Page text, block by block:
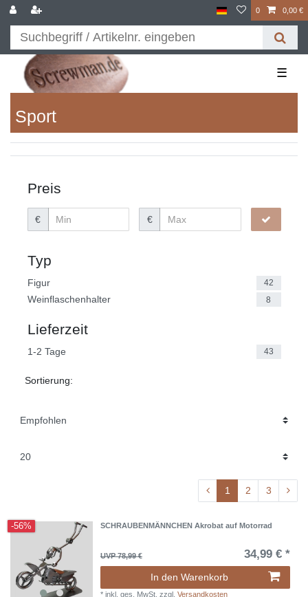
0 0,00 €
☰
Sport
Preis
€ €
Typ
Figur 42
Weinflaschenhalter 8
Lieferzeit
1-2 Tage 43
Sortierung:
1 2 3
-56% SCHRAUBENMÄNNCHEN Akrobat auf Motorrad
UVP 78,99 € 34,99 € *
In den Warenkorb
* inkl. ges. MwSt. zzgl. Versandkosten